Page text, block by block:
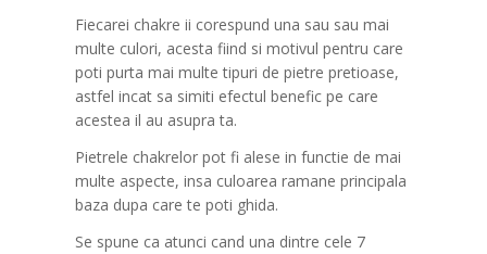
Fiecarei chakre ii corespund una sau sau mai
multe culori, acesta fiind si motivul pentru care
poti purta mai multe tipuri de pietre pretioase,
astfel incat sa simiti efectul benefic pe care
acestea il au asupra ta.
Pietrele chakrelor pot fi alese in functie de mai
multe aspecte, insa culoarea ramane principala
baza dupa care te poti ghida.
Se spune ca atunci cand una dintre cele 7